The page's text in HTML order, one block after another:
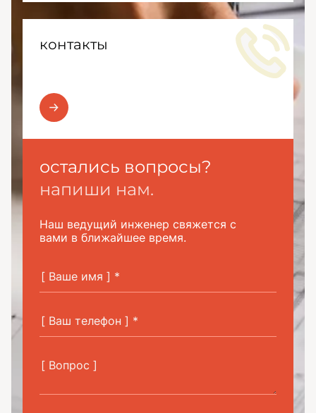
контакты
остались вопросы?
напиши нам.
Наш ведущий инженер свяжется с
вами в ближайшее время.